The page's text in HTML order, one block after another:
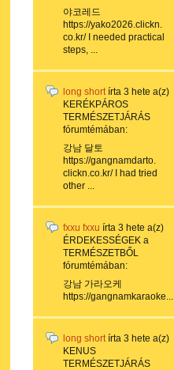
야코레드
https://yako2026.clickn.
co.kr/ I needed practical
steps, ...
long shortírta 3 hete a(z)
KERÉKPÁROS
TERMÉSZETJÁRÁS
fórumtémában:
강남 달토
https://gangnamdarto.
clickn.co.kr/ I had tried
other ...
fxxu fxxu írta 3 hete a(z)
ÉRDEKESSÉGEK a
TERMÉSZETBŐL
fórumtémában:
강남 가라오케
https://gangnamkaraoke...
long shortírta 3 hete a(z)
KENUS
TERMÉSZETJÁRÁS